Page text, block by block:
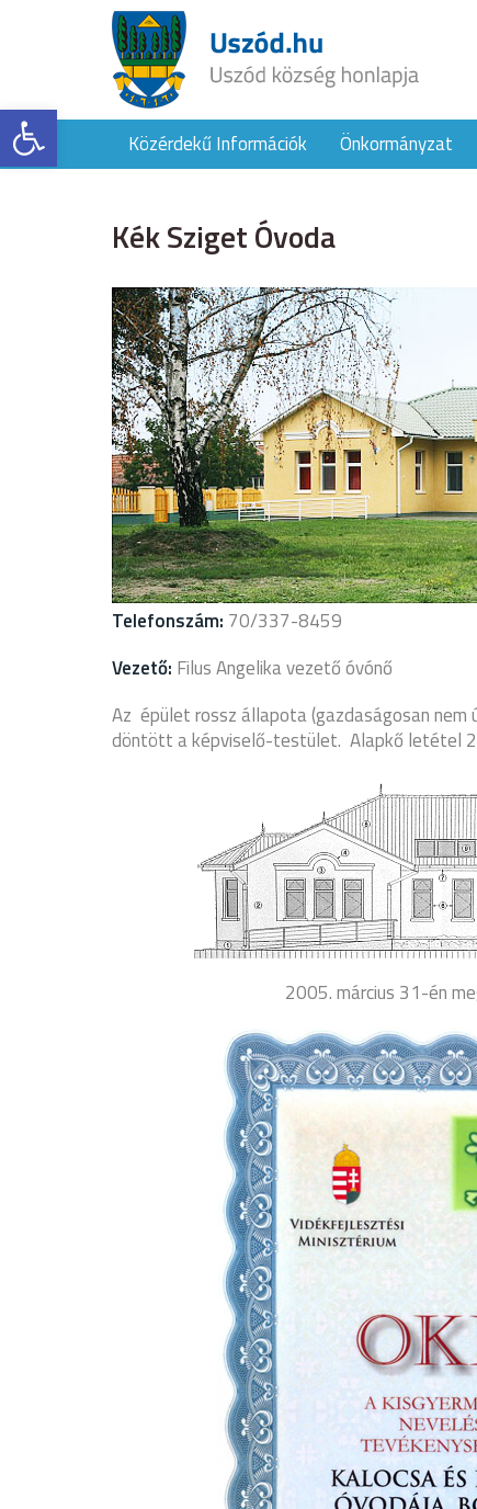
Eszköztár megnyitásaKözérdekű Információk Önkormányzat
Kék Sziget Óvoda
Telefonszám: 70/337-8459
Vezető: Filus Angelika vezető óvónő
Az épület rossz állapota (gazdaságosan
döntött a képviselő-testület. Alapkő letétel
2005. március 31-én